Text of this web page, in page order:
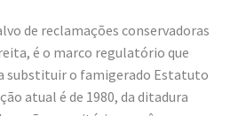
de reclamações conservadoras
é o marco regulatório que
substituir o famigerado Estatuto
atual é de 1980, da ditadura